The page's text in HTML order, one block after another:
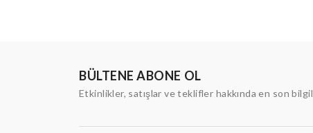
BÜLTENE ABONE OL
Etkinlikler, satışlar ve teklifler hakkında en son